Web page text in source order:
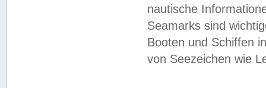
nautische
Seamarks sind
Booten und Schiffen
von Seezeichen wie